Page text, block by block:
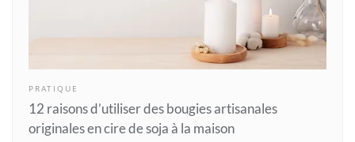
PRATIQUE
12 raisons d’utiliser des bougies artisanales
originales en cire de soja à la maison